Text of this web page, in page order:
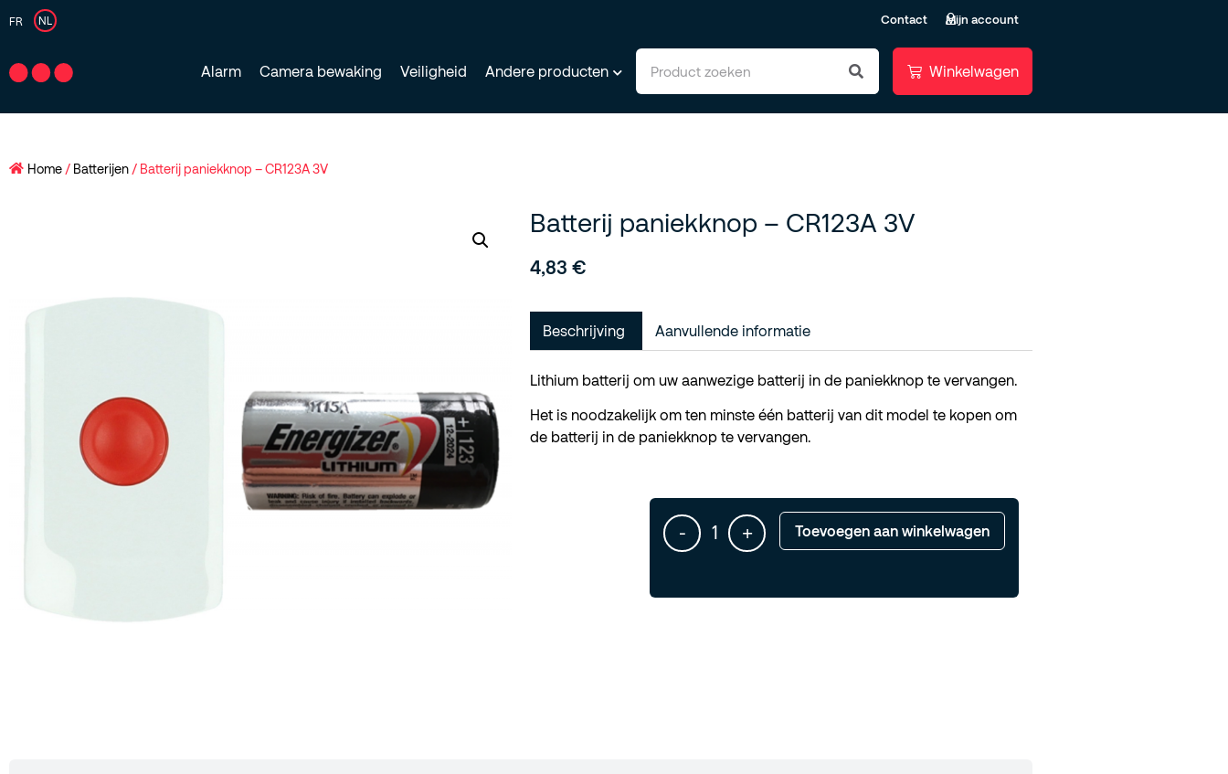
FR NL Contact Mijn account
Alarm Camera bewaking Veiligheid Andere producten
Home / Batterijen / Batterij paniekknop – CR123A 3V
Batterij paniekknop – CR123A 3V
4,83 €
Beschrijving Aanvullende informatie
Lithium batterij om uw aanwezige batterij in de paniekknop te vervangen.
Het is noodzakelijk om ten minste één batterij van dit model te kopen om
de batterij in de paniekknop te vervangen.
- + Toevoegen aan winkelwagen